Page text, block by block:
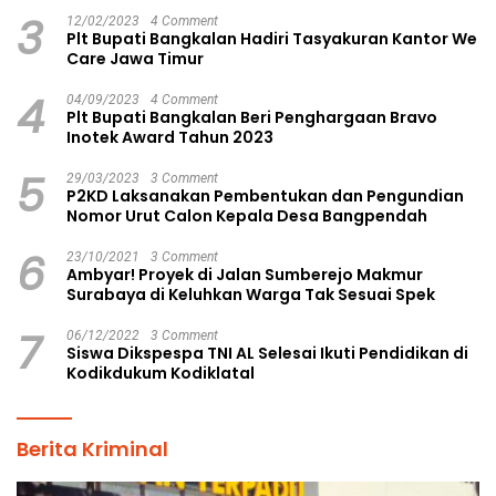
3 12/02/2023 4 Comment
Plt Bupati Bangkalan Hadiri Tasyakuran Kantor We
Care Jawa Timur
4 04/09/2023 4 Comment
Plt Bupati Bangkalan Beri Penghargaan Bravo
Inotek Award Tahun 2023
5 29/03/2023 3 Comment
P2KD Laksanakan Pembentukan dan Pengundian
Nomor Urut Calon Kepala Desa Bangpendah
6 23/10/2021 3 Comment
Ambyar! Proyek di Jalan Sumberejo Makmur
Surabaya di Keluhkan Warga Tak Sesuai Spek
7 06/12/2022 3 Comment
Siswa Dikspespa TNI AL Selesai Ikuti Pendidikan di
Kodikdukum Kodiklatal
Berita Kriminal